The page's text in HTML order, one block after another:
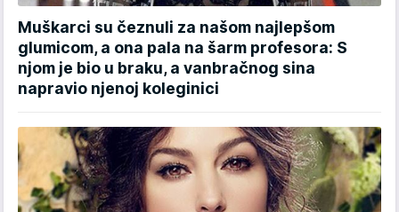
Muškarci su čeznuli za našom najlepšom
glumicom, a ona pala na šarm profesora: S
njom je bio u braku, a vanbračnog sina
napravio njenoj koleginici